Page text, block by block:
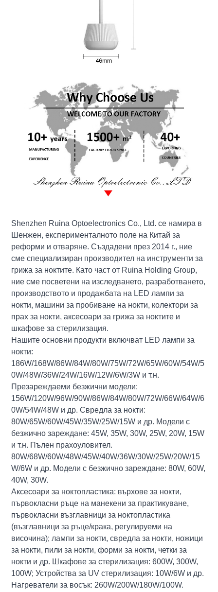
Shenzhen Ruina Optoelectronics Co., Ltd. се намира в
Шенжен, експерименталното поле на Китай за
реформи и отваряне. Създадени през 2014 г., ние
сме специализиран производител на инструменти за
грижа за ноктите. Като част от Ruina Holding Group,
ние сме посветени на изследването, разработването,
производството и продажбата на LED лампи за
нокти, машини за пробиване на нокти, колектори за
прах за нокти, аксесоари за грижа за ноктите и
шкафове за стерилизация.
Нашите основни продукти включват LED лампи за
нокти:
186W/168W/86W/84W/80W/75W/72W/65W/60W/54W/5
0W/48W/36W/24W/16W/12W/6W/3W и т.н.
Презареждаеми безжични модели:
156W/120W/96W/90W/86W/84W/80W/72W/66W/64W/6
0W/54W/48W и др. Свредла за нокти:
80W/65W/60W/45W/35W/25W/15W и др. Модели с
безжично зареждане: 45W, 35W, 30W, 25W, 20W, 15W
и т.н. Пълен прахоуловител.
80W/68W/60W/48W/45W/40W/36W/30W/25W/20W/15
W/6W и др. Модели с безжично зареждане: 80W, 60W,
40W, 30W.
Аксесоари за ноктопластика: върхове за нокти,
първокласни ръце на манекени за практикуване,
първокласни възглавници за ноктопластика
(възглавници за ръце/крака, регулируеми на
височина); лампи за нокти, свредла за нокти, ножици
за нокти, пили за нокти, форми за нокти, четки за
нокти и др. Шкафове за стерилизация: 600W, 300W,
100W; Устройства за UV стерилизация: 10W/6W и др.
Нагреватели за восък: 260W/200W/180W/100W.